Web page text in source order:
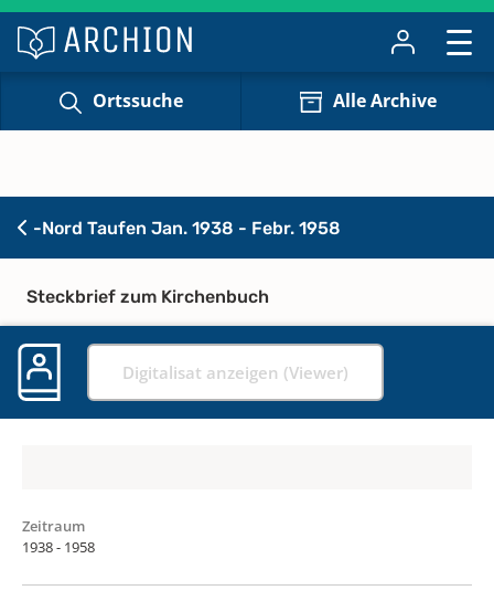
Ortssuche Alle Archive
-Nord Taufen Jan. 1938 - Febr. 1958
Steckbrief zum Kirchenbuch
Digitalisat anzeigen (Viewer)
Zeitraum
1938 - 1958